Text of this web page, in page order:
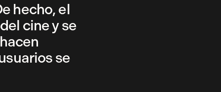
hecho, el
cine y se
se